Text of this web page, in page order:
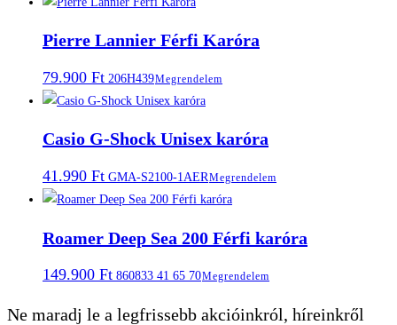
Pierre Lannier Férfi Karóra
79.900 Ft 206H439Megrendelem
Casio G-Shock Unisex karóra
41.990 Ft GMA-S2100-1AERMegrendelem
Roamer Deep Sea 200 Férfi karóra
149.900 Ft 860833 41 65 70Megrendelem
Ne maradj le a legfrissebb akcióinkról, híreinkről